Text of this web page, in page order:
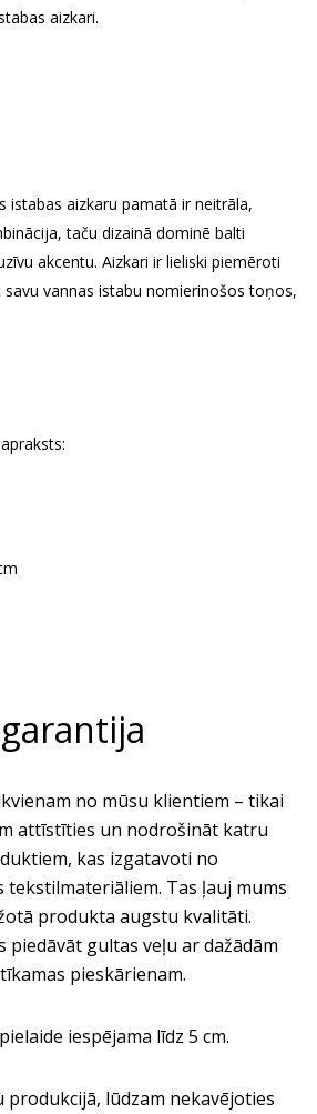
aizkari.
istabas aizkaru pamatā ir neitrāla,
taču dizainā dominē balti
akcentu. Aizkari ir lieliski piemēroti
vannas istabu nomierinošos toņos,
no mūsu klientiem – tikai
attīstīties un nodrošināt katru
kas izgatavoti no
tekstilmateriāliem. Tas ļauj mums
produkta augstu kvalitāti.
piedāvāt gultas veļu ar dažādām
pieskārienam.
iespējama līdz 5 cm.
produkcijā, lūdzam nekavējoties